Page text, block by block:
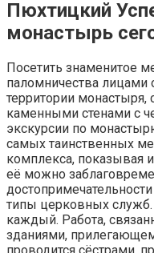
Пюхтицкий
монастырь
Посетить знаменитое
паломничества лицами
территории монастыря,
каменными стенами с
экскурсии по
самых таинственных
комплекса, показывая
её можно
типы церковных служб.
каждый. Работа,
зданиями,